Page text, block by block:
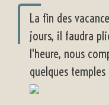
La fin des
jours, il faudra
l'heure, nous
quelques